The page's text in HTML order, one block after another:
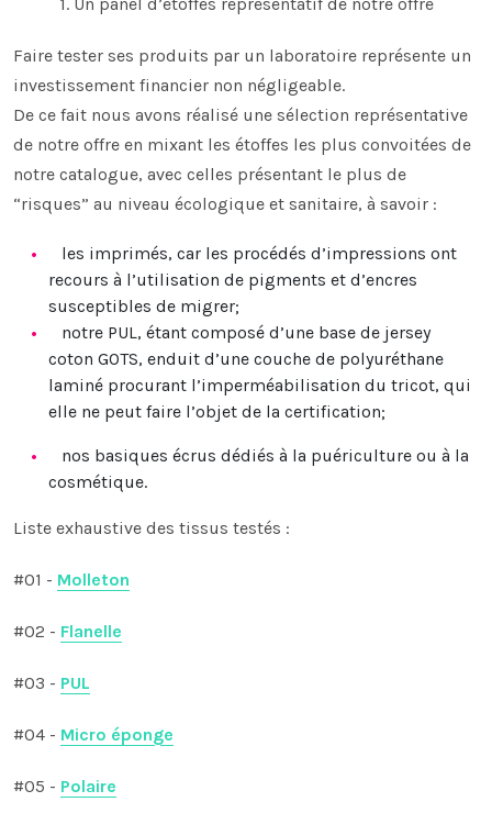
1. Un panel d’étoffes représentatif de notre offre
Faire tester ses produits par un laboratoire représente un
investissement financier non négligeable.
De ce fait nous avons réalisé une sélection représentative
de notre offre en mixant les étoffes les plus convoitées de
notre catalogue, avec celles présentant le plus de
“risques” au niveau écologique et sanitaire, à savoir :
les imprimés, car les procédés d’impressions ont
recours à l’utilisation de pigments et d’encres
susceptibles de migrer;
notre PUL, étant composé d’une base de jersey
coton GOTS, enduit d’une couche de polyuréthane
laminé procurant l’imperméabilisation du tricot, qui
elle ne peut faire l’objet de la certification;
nos basiques écrus dédiés à la puériculture ou à la
cosmétique.
Liste exhaustive des tissus testés :
#01 - Molleton
#02 - Flanelle
#03 - PUL
#04 - Micro éponge
#05 - Polaire